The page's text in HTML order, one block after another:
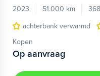
2023
51.000 km
achterbank verwarmd
Kopen
Op aanvraag